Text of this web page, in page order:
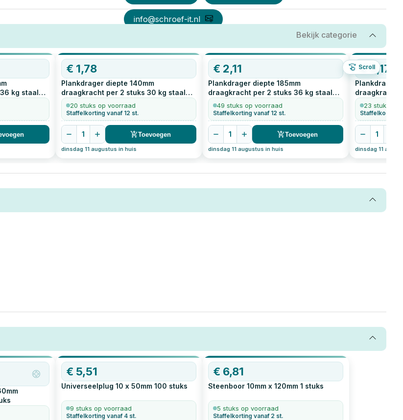
info@schroef-it.nl
Bekijk categorie
Scroll
kg staal
€ 1,78
Plankdrager diepte 140mm
draagkracht per 2 stuks 30 kg staal
geperst wit
20 stuks op voorraad
Staffelkorting vanaf 12 st.
1 Toevoegen
dinsdag 11 augustus in huis
€ 2,11
Plankdrager diepte 185mm
draagkracht per 2 stuks 36 kg staal
geperst zwart
stuks
49 stuks op voorraad
Staffelkorting vanaf 12 st.
1 Toevoegen
dinsdag 11 augustus in huis
€3,17
Plankdrager
draagkracht
geperst zwart
23 stuks op
Staffelkorting
1
dinsdag 11
€ 5,51
Universeelplug 10 x 50mm 100 stuks
9 stuks op voorraad
Staffelkorting vanaf 4 st.
€ 6,81
Steenboor 10mm x 120mm 1 stuks
5 stuks op voorraad
Staffelkorting vanaf 2 st.